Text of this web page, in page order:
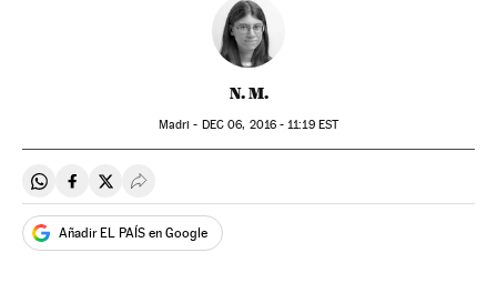
N. M.
Madri - DEC 06, 2016 - 11:19EST
Compartir en Whatsapp
Compartir en Facebook
Compartir en Twitter
Desplegar Redes Sociales
Añadir EL PAÍS en Google